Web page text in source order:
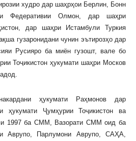
худро дар шаҳрҳои Берлин, Бонн
Федеративии Олмон, дар шаҳри
дар шаҳри Истамбули Туркия
гузаронидани чунин эътирозҳо дар
Русияро ба миён гузошт, вале бо
Тоҷикистон ҳукумати шаҳри Москов
ҳукумати Раҳмонов дар
ҳукумати Ҷумҳурии Тоҷикистон ва
1997 ба СММ, Вазорати СММ оид ба
Аврупо, Парлумони Аврупо, САҲА,